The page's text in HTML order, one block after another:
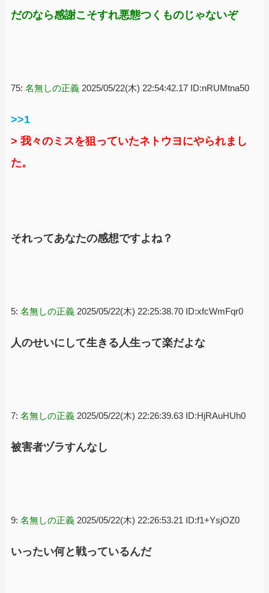
だのなら感謝こそすれ悪態つくものじゃないぞ
75: 名無しの正義 2025/05/22(木) 22:54:42.17 ID:nRUMtna50
>>1
> 我々のミスを狙っていたネトウヨにやられまし
た。
それってあなたの感想ですよね？
5: 名無しの正義 2025/05/22(木) 22:25:38.70 ID:xfcWmFqr0
人のせいにして生きる人生って楽だよな
7: 名無しの正義 2025/05/22(木) 22:26:39.63 ID:HjRAuHUh0
被害者ヅラすんなし
9: 名無しの正義 2025/05/22(木) 22:26:53.21 ID:f1+YsjOZ0
いったい何と戦っているんだ